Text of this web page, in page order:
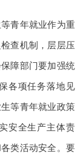
青年就业作为重
查机制，层层压
障部门要加强统
各项任务落地见
等青年就业政策
安全生产主体责
类活动安全。要